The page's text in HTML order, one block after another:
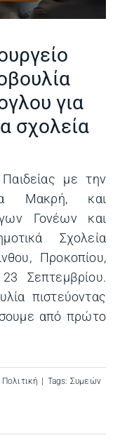
για
σχολεία
με την
Μακρή, και
Γονέων και
Σχολεία
Προκοπίου,
Σεπτεμβρίου.
πιστεύοντας
από πρώτο
Πολιτική | Tags: Συμεών